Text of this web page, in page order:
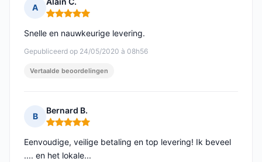
A
Opmerking: 5 van 5
Gepubliceerd op 24/05/2020 à 08h56
Snelle en nauwkeurige levering.
Vertaalde beoordelingen
B
Bernard B.
Opmerking: 5 van 5
Eenvoudige, veilige betaling en top levering! Ik beveel
.... en het lokale...